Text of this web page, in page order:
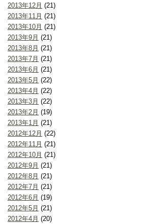
2013年12月 (21)
2013年11月 (21)
2013年10月 (21)
2013年9月 (21)
2013年8月 (21)
2013年7月 (21)
2013年6月 (21)
2013年5月 (22)
2013年4月 (22)
2013年3月 (22)
2013年2月 (19)
2013年1月 (21)
2012年12月 (22)
2012年11月 (21)
2012年10月 (21)
2012年9月 (21)
2012年8月 (21)
2012年7月 (21)
2012年6月 (19)
2012年5月 (21)
2012年4月 (20)